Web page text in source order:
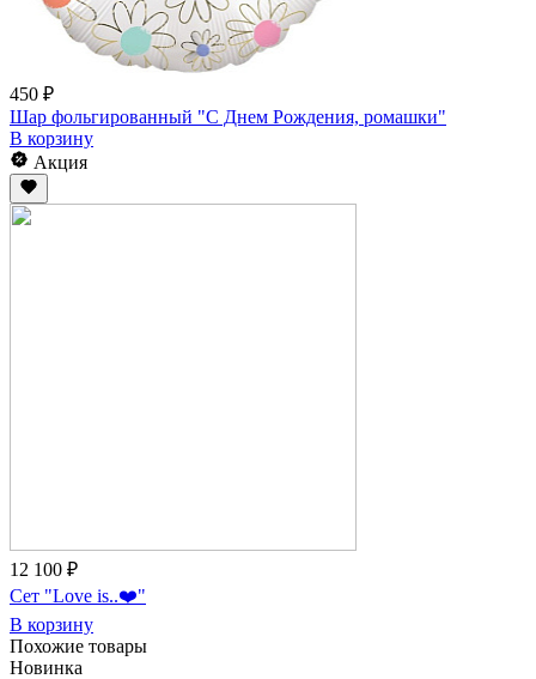
450 ₽
Шар фольгированный "С Днем Рождения, ромашки"
В корзину
Акция
12 100 ₽
Сет "Love is..❤️"
В корзину
Похожие товары
Новинка